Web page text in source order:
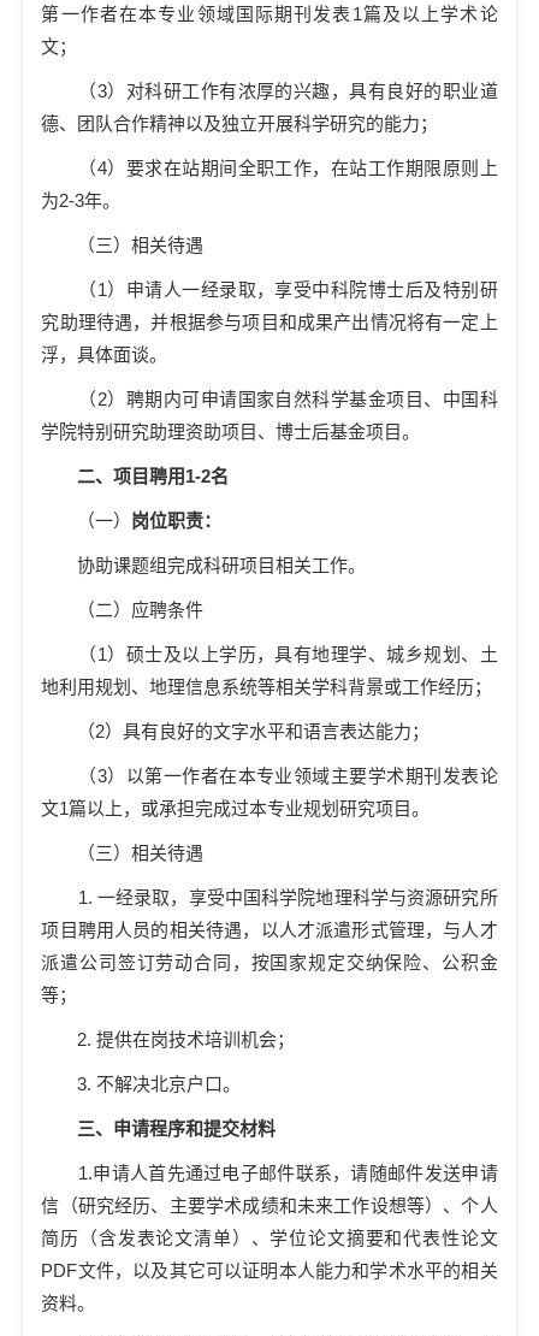
第一作者在本专业领域国际期刊发表 1篇及以上学术论
文；
（3）对科研工作有浓厚的兴趣，具有良好的职业道
德、团队合作精神以及独立开展科学研究的能力；
（4）要求在站期间全职工作，在站工作期限原则上
为2-3年。
（三）相关待遇
（1）申请人一经录取，享受中科院博士后及特别研
究助理待遇，并根据参与项目和成果产出情况将有一定上
浮，具体面谈。
（2）聘期内可申请国家自然科学基金项目、 中国科
学院特别研究助理资助项目、博士后基金项目。
二、项目聘用1-2名
（一） 岗位职责：
协助课题组完成科研项目相关工作。
（二）应聘条件
（1）硕士及以上学历，具有地理学、城乡规划、土
地利用规划、地理信息系统等相关学科背景或工作经历；
（2）具有良好的文字水平和语言表达能力；
（3）以第一作者在本专业领域主要学术期刊发表论
文1篇以上，或承担完成过本专业规划研究项目。
（三）相关待遇
1. 一经录取，享受中国科学院地理科学与资源研究所
项目聘用人员的相关待遇，以人才派遣形式管理，与人才
派遣公司签订劳动合同，按国家规定交纳保险、公积金
等；
2.提供在岗技术培训机会；
3.不解决北京户口。
三、申请程序和提交材料
1.申请人首先通过电子邮件联系，请随邮件发送申请
信 （研究经历、主要学术成绩和未来工作设想等）、个人
简历（含发表论文清单）、学位论文摘要和代表性论文
PDF文件，以及其它可以证明本人能力和学术水平的相关
资料。